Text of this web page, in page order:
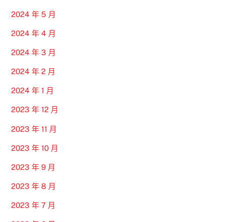
2024 年 5 月
2024 年 4 月
2024 年 3 月
2024 年 2 月
2024 年 1 月
2023 年 12 月
2023 年 11 月
2023 年 10 月
2023 年 9 月
2023 年 8 月
2023 年 7 月